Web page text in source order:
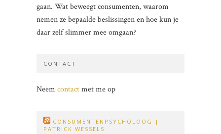
gaan. Wat beweegt consumenten, waarom
nemen ze bepaalde beslissingen en hoe kun je
daar zelf slimmer mee omgaan?
CONTACT
Neem contactmet me op
CONSUMENTENPSYCHOLOOG |
PATRICK WESSELS